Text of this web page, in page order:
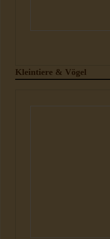
Kleintiere & Vögel